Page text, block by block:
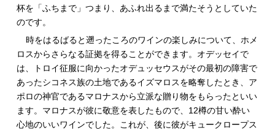
杯を「ふちまで」つまり、あふれ出るまで満たそうとしていた
のです。
時をはるばると遡ったころのワインの楽しみについて、ホメ
ロスからさらなる証拠を得ることができます。オデッセイで
は、トロイ征服に向かったオデュッセウスがその最初の障害で
あったシコネス族の土地であるイズマロスを略奪したとき、ア
ポロの神官であるマロナスから立派な贈り物をもらったといい
ます。マロナスが彼に敬意を表したもので、12樽の甘い酔い
心地のいいワインでした。これが、後に彼がキュークロープス